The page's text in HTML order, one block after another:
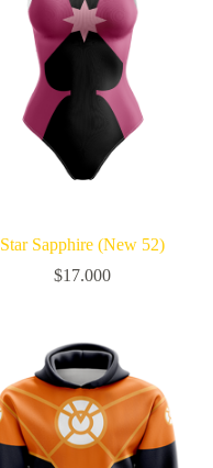
Star Sapphire (New 52)
$17.000